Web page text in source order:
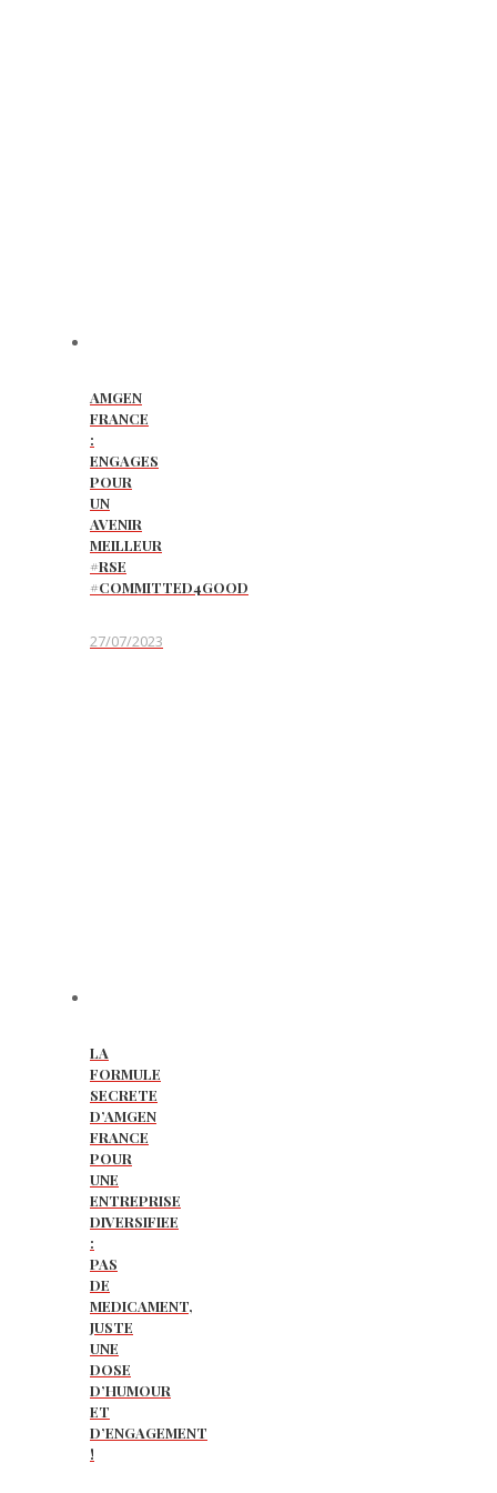
AMGEN
FRANCE
:
ENGAGES
POUR
UN
AVENIR
MEILLEUR
#RSE
#COMMITTED4GOOD
27/07/2023
LA
FORMULE
SECRETE
D’AMGEN
FRANCE
POUR
UNE
ENTREPRISE
DIVERSIFIEE
:
PAS
DE
MEDICAMENT,
JUSTE
UNE
DOSE
D’HUMOUR
ET
D’ENGAGEMENT
!